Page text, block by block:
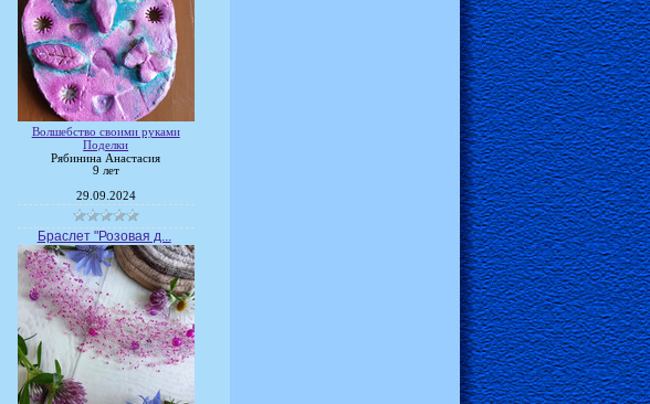
Волшебство своими руками
Поделки
Рябинина Анастасия
9 лет
29.09.2024
Браслет "Розовая д...